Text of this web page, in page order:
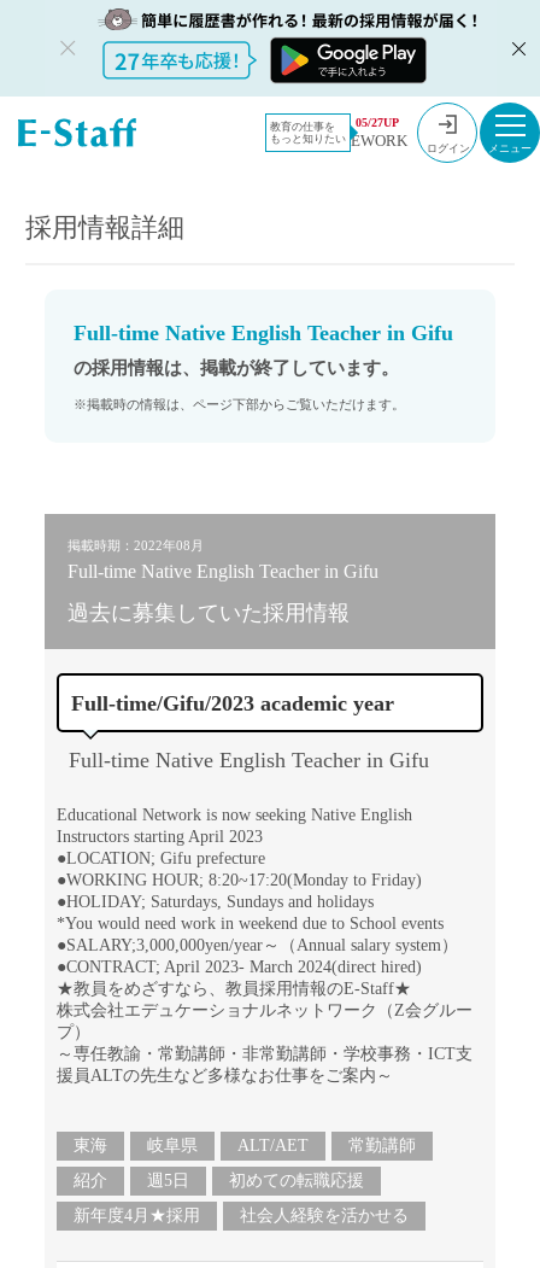
教育の仕事を
もっと知りたい
05/27UP
EWORK ログイン
教員採用情
報のイー・
採用情報
Full-time Native English Teacher in Gifu
採用情報詳細
Full-time Native English Teacher in Gifu
の採用情報は、掲載が終了しています。
※掲載時の情報は、ページ下部からご覧いただけます。
掲載時期：2022年08月
Full-time Native English Teacher in Gifu
過去に募集していた採用情報
Full-time/Gifu/2023 academic year
Full-time Native English Teacher in Gifu
Educational Network is now seeking Native English
Instructors starting April 2023
●LOCATION; Gifu prefecture
●WORKING HOUR; 8:20~17:20(Monday to Friday)
●HOLIDAY; Saturdays, Sundays and holidays
*You would need work in weekend due to School events
●SALARY;3,000,000yen/year～（Annual salary system）
●CONTRACT; April 2023- March 2024(direct hired)
★教員をめざすなら、教員採用情報のE-Staff★
株式会社エデュケーショナルネットワーク（Z会グルー
プ）
～専任教諭・常勤講師・非常勤講師・学校事務・ICT支
援員ALTの先生など多様なお仕事をご案内～
東海 岐阜県 ALT/AET
常勤講師
紹介
週5日
初めての転職応援
新年度4月★採用
社会人経験を活かせる